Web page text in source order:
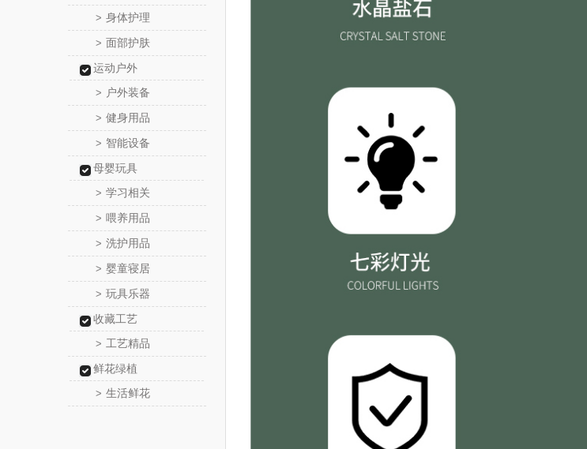
> 身体护理
> 面部护肤
运动户外
> 户外装备
> 健身用品
> 智能设备
母婴玩具
> 学习相关
> 喂养用品
> 洗护用品
> 婴童寝居
> 玩具乐器
收藏工艺
> 工艺精品
鲜花绿植
> 生活鲜花